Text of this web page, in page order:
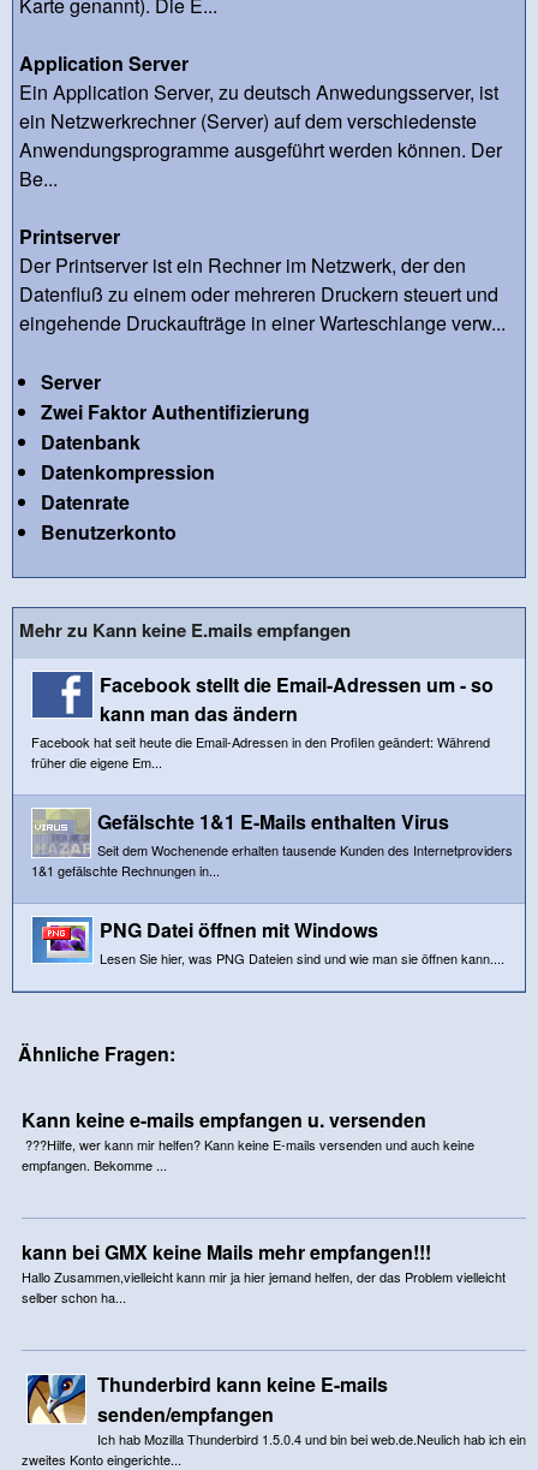
Application Server
Ein Application Server, zu deutsch Anwedungsserver, ist
ein Netzwerkrechner (Server) auf dem verschiedenste
Anwendungsprogramme ausgeführt werden können. Der
Be...
Printserver
Der Printserver ist ein Rechner im Netzwerk, der den
Datenfluß zu einem oder mehreren Druckern steuert und
eingehende Druckaufträge in einer Warteschlange verw...
Server
Zwei Faktor Authentifizierung
Datenbank
Datenkompression
Datenrate
Benutzerkonto
Mehr zu Kann keine E.mails empfangen
Facebook stellt die Email-Adressen um - so
kann man das ändern
Facebook hat seit heute die Email-Adressen in den Profilen geändert: Während
früher die eigene Em...
Gefälschte 1&1 E-Mails enthalten Virus
Seit dem Wochenende erhalten tausende Kunden des Internetproviders
1&1 gefälschte Rechnungen in...
PNG Datei öffnen mit Windows
Lesen Sie hier, was PNG Dateien sind und wie man sie öffnen kann....
Ähnliche Fragen:
Kann keine e-mails empfangen u. versenden
???Hilfe, wer kann mir helfen? Kann keine E-mails versenden und auch keine
empfangen. Bekomme ...
kann bei GMX keine Mails mehr empfangen!!!
Hallo Zusammen,vielleicht kann mir ja hier jemand helfen, der das Problem vielleicht
selber schon ha...
Thunderbird kann keine E-mails
senden/empfangen
Ich hab Mozilla Thunderbird 1.5.0.4 und bin bei web.de.Neulich hab ich ein
zweites Konto eingerichte...